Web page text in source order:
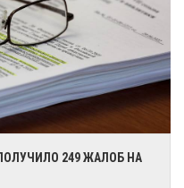
249 ЖАЛОБ НА